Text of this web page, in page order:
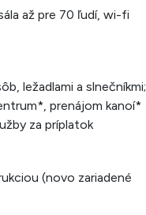
až pre 70 ľudí, wi-fi
ležadlami a slnečníkmi;
prenájom kanoí*
za príplatok
(novo zariadené